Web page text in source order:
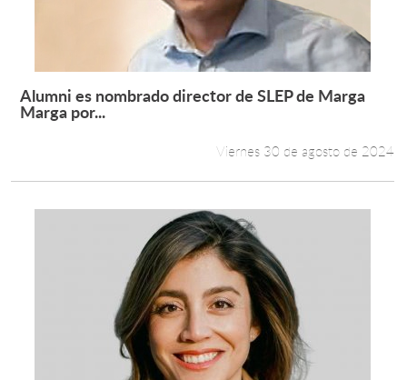
Leer más +
Alumni es nombrado director de SLEP de Marga
Marga por...
Viernes 30 de agosto de 2024